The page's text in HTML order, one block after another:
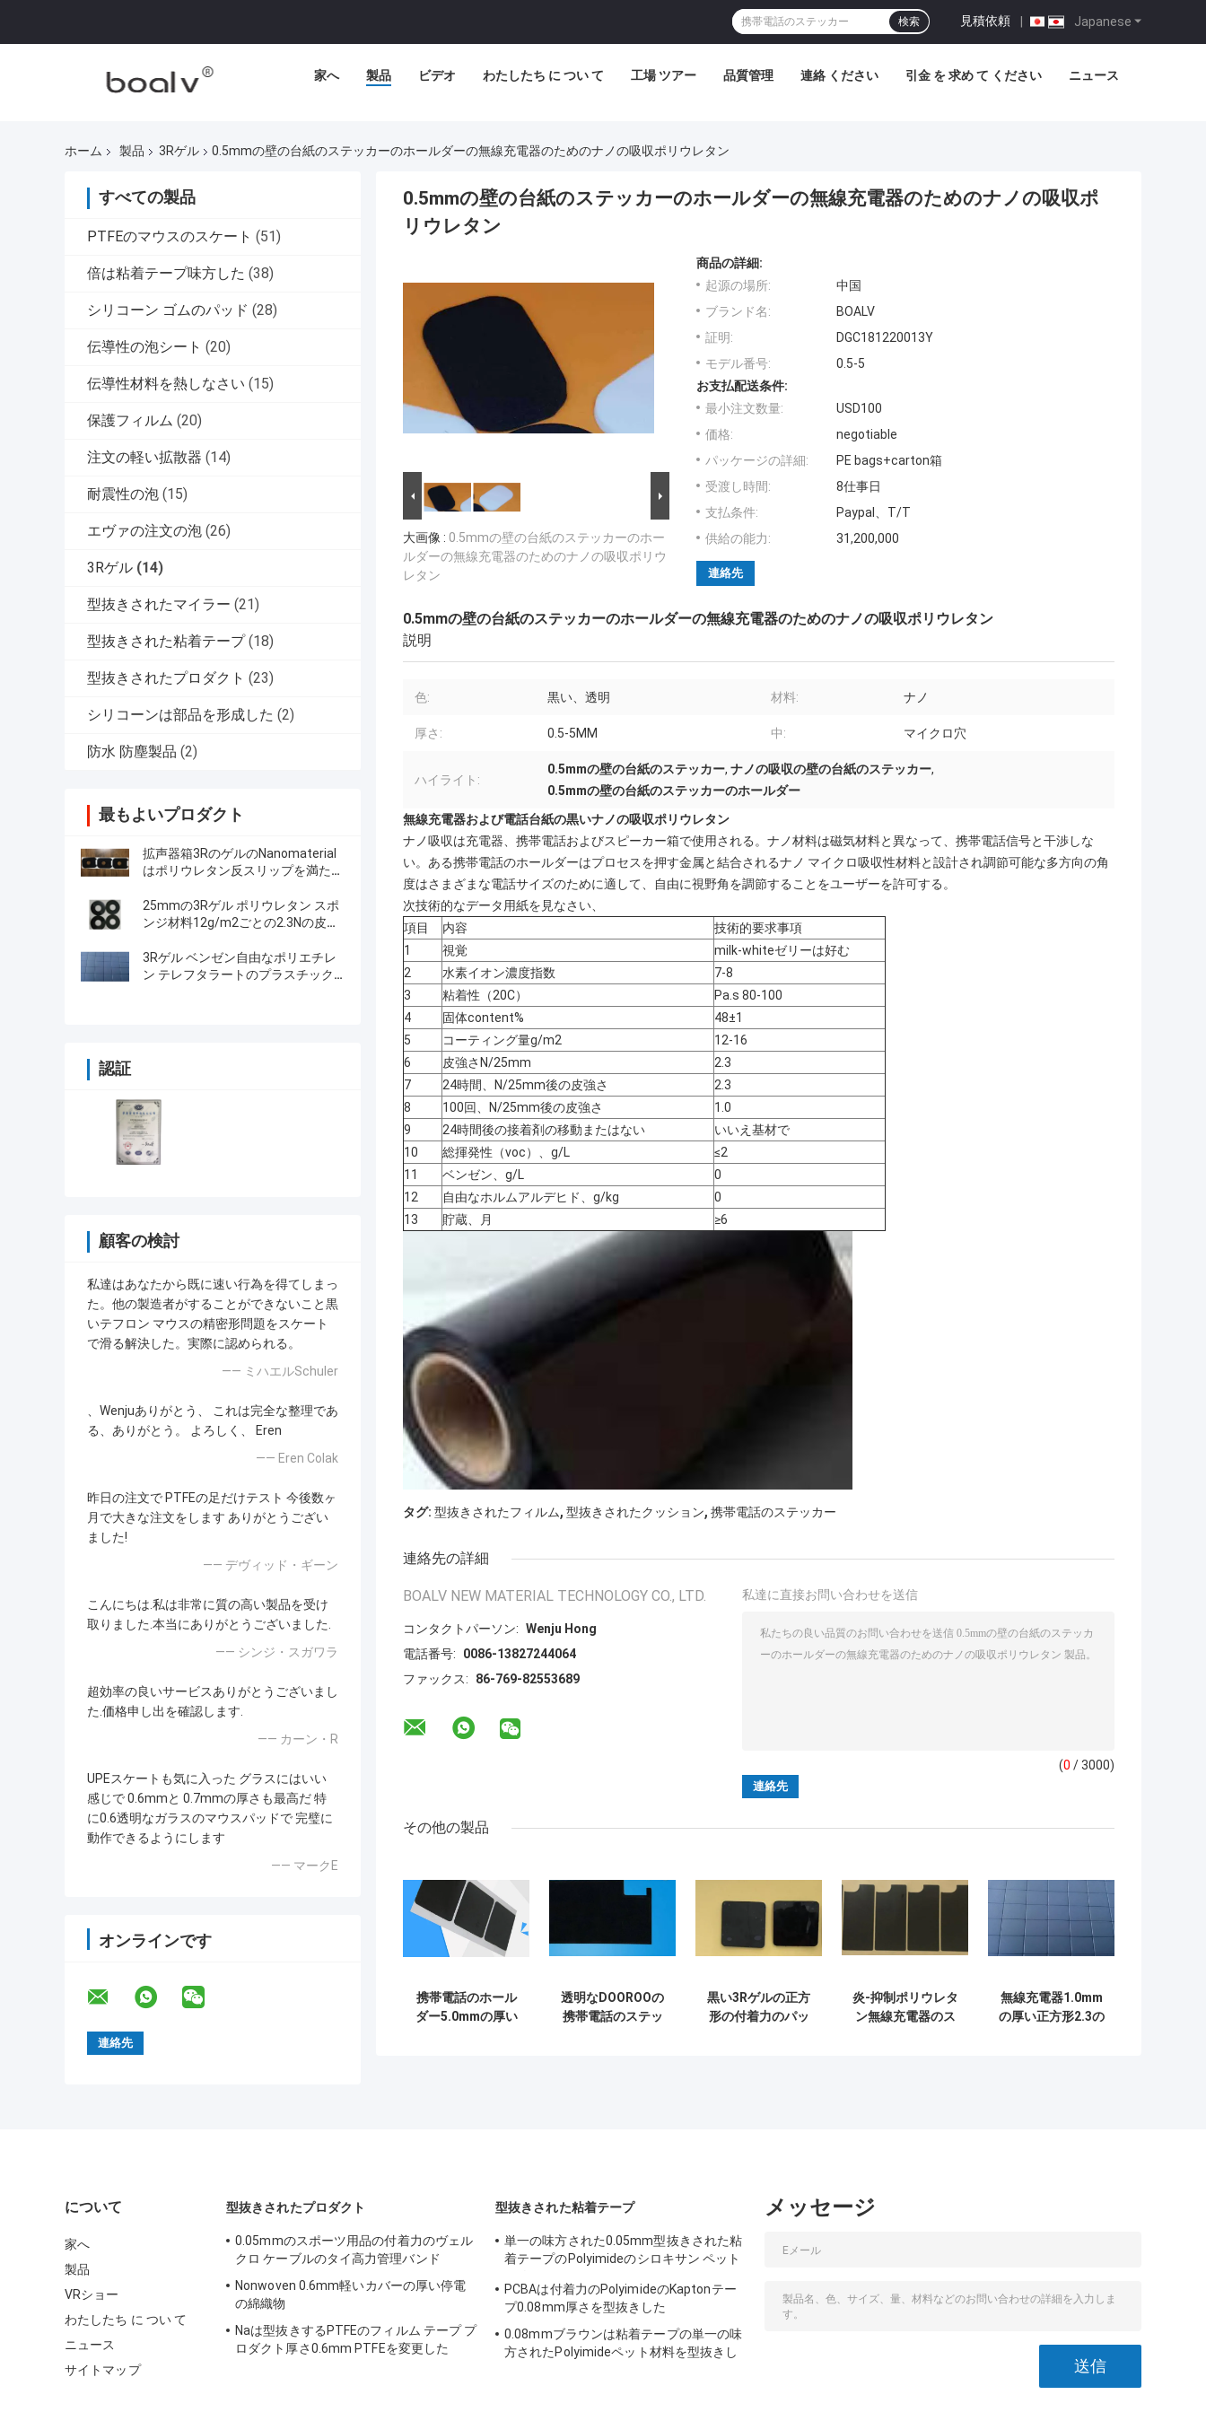
Japanese
見積依頼 |
検索
家へ 製品 ビデオ わたしたち に つい て 工場 ツアー 品質管理 連絡 ください 引金 を 求め て ください ニュース
ホーム 製品 3Rゲル 0.5mmの壁の台紙のステッカーのホールダーの無線充電器のためのナノの吸収ポリウレタン
すべての製品
PTFEのマウスのスケート (51)
倍は粘着テープ味方した (38)
シリコーン ゴムのパッド (28)
伝導性の泡シート (20)
伝導性材料を熱しなさい (15)
保護フィルム (20)
注文の軽い拡散器 (14)
耐震性の泡 (15)
エヴァの注文の泡 (26)
3Rゲル (14)
型抜きされたマイラー (21)
型抜きされた粘着テープ (18)
型抜きされたプロダクト (23)
シリコーンは部品を形成した (2)
防水 防塵製品 (2)
最もよいプロダクト
拡声器箱3RのゲルのNanomaterial
はポリウレタン反スリップを満たし
25mmの3Rゲル ポリウレタン スポ
ンジ材料12g/m2ごとの2.3Nの皮を
3Rゲル ベンゼン自由なポリエチレ
ン テレフタラートのプラスチック
認証
顧客の検討
私達はあなたから既に速い行為を得てしまっ
た。他の製造者がすることができないこと黒
いテフロン マウスの精密形問題をスケート
で滑る解決した。実際に認められる。
—— ミハエルSchuler
、Wenjuありがとう、 これは完全な整理であ
る、ありがとう。 よろしく、 Eren
—— Eren Colak
昨日の注文で PTFEの足だけテスト 今後数ヶ
月で大きな注文をします ありがとうござい
ました!
—— デヴィッド・ギーン
こんにちは.私は非常に質の高い製品を受け
取りました.本当にありがとうございました.
—— シンジ・スガワラ
超効率の良いサービスありがとうございまし
た.価格申し出を確認します.
—— カーン・R
UPEスケートも気に入った グラスにはいい
感じで 0.6mmと 0.7mmの厚さも最高だ 特
に0.6透明なガラスのマウスパッドで 完璧に
動作できるようにします
—— マークE
オンラインです
0.5mmの壁の台紙のステッカーのホールダーの無線充電器のためのナノの吸収ポ
リウレタン
大画像 : 0.5mmの壁の台紙のステッカーのホー
ルダーの無線充電器のためのナノの吸収ポリウ
レタン
商品の詳細:
起源の場所:
中国
ブランド名:
BOALV
証明:
DGC181220013Y
モデル番号:
0.5-5
お支払配送条件:
最小注文数量:
USD100
価格:
negotiable
パッケージの詳細:
PE bags+carton箱
受渡し時間:
8仕事日
支払条件:
Paypal、T/T
供給の能力:
31,200,000
連絡先
0.5mmの壁の台紙のステッカーのホールダーの無線充電器のためのナノの吸収ポリウレタン
説明
色: 黒い、透明 材料: ナノ
厚さ: 0.5-5MM 中: マイクロ穴
ハイライト:
0.5mmの壁の台紙のステッカー, ナノの吸収の壁の台紙のステッカー,
0.5mmの壁の台紙のステッカーのホールダー
無線充電器および電話台紙の黒いナノの吸収ポリウレタン
ナノ吸収は充電器、携帯電話およびスピーカー箱で使用される。ナノ材料は磁気材料と異なって、携帯電話信号と干渉しな
い。ある携帯電話のホールダーはプロセスを押す金属と結合されるナノ マイクロ吸収性材料と設計され調節可能な多方向の角
度はさまざまな電話サイズのために適して、自由に視野角を調節することをユーザーを許可する。
次技術的なデータ用紙を見なさい、
項目
内容
技術的要求事項
1
視覚
milk-whiteゼリーは好む
2
水素イオン濃度指数
7-8
3
粘着性（20C）
Pa.s 80-100
4
固体content%
48±1
5
コーティング量g/m2
12-16
6
皮強さN/25mm
2.3
7
24時間、N/25mm後の皮強さ
2.3
8
100回、N/25mm後の皮強さ
1.0
9
24時間後の接着剤の移動またはない
いいえ基材で
10
総揮発性（voc）、g/L
≤2
11
ベンゼン、g/L
0
12
自由なホルムアルデヒド、g/kg
0
13
貯蔵、月 ≥6
タグ: 型抜きされたフィルム, 型抜きされたクッション, 携帯電話のステッカー
連絡先の詳細
BOALV NEW MATERIAL TECHNOLOGY CO., LTD.
コンタクトパーソン: Wenju Hong
電話番号:
0086-13827244064
ファックス:
86-769-82553689
私達に直接お問い合わせを送信
(0 / 3000)
その他の製品
携帯電話のホール
ダー5.0mmの厚い
透明なDOOROOの
携帯電話のステッ
黒い3Rゲルの正方
形の付着力のパッ
炎-抑制ポリウレタ
ン無線充電器のス
無線充電器1.0mm
の厚い正方形2.3の
について
家へ
製品
VRショー
わたしたち に つい て
ニュース
サイトマップ
型抜きされたプロダクト
0.05mmのスポーツ用品の付着力のヴェル
クロ ケーブルのタイ高力管理バンド
Nonwoven 0.6mm軽いカバーの厚い停電
の綿織物
Naは型抜きするPTFEのフィルム テープ プ
ロダクト厚さ0.6mm PTFEを変更した
型抜きされた粘着テープ
単一の味方された0.05mm型抜きされた粘
着テープのPolyimideのシロキサン ペット
PCBAは付着力のPolyimideのKaptonテー
プ0.08mm厚さを型抜きした
0.08mmブラウンは粘着テープの単一の味
方されたPolyimideペット材料を型抜きし
メッセージ